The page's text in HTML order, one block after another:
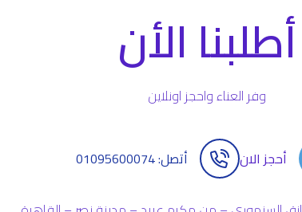
أطلبنا الأن
وفر العناء واحجز اونلاين
أحجز الان أتصل: 01095600074